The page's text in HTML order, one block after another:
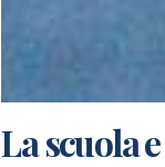
La scuola